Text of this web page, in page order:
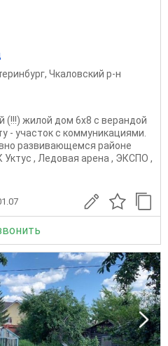
, Чкаловский р-н
(!!!) жилой дом 6х8 с верандой
- участок с коммуникациями.
развивающемся районе
Уктус , Ледовая арена , ЭКСПО ,